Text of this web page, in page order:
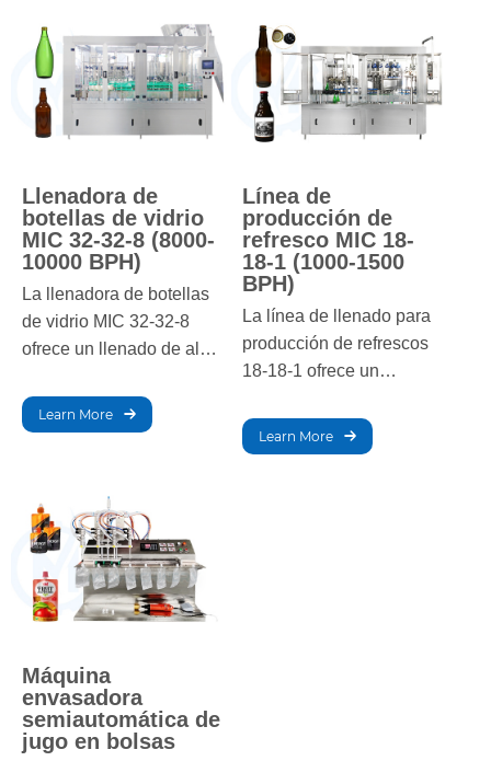
eficiencia y la
flexibilidad, garantiza
una calidad de envasado
constante, reduce los
costos de mano de obra
productividad.
llenado preciso, una
eficiencia óptima y un
desperdicio mínimo, lo
que la hace ideal para
fabricantes de bebidas
Llenadora de
botellas de vidrio
MIC 32-32-8 (8000-
10000 BPH)
La llenadora de botellas
de vidrio MIC 32-32-8
ofrece un llenado de alta
capacidad de 8000 a
10000 BPH. Ideal para
llenado y tapado
precisos y eficientes,
además de resultados de
alta calidad en el
envasado de botellas de
Learn More
Línea de
producción de
refresco MIC 18-
18-1 (1000-1500
BPH)
La línea de llenado para
producción de refrescos
18-18-1 ofrece un
de bebidas gaseosas.
Garantiza un llenado
Learn More
Máquina
envasadora
semiautomática de
jugo en bolsas